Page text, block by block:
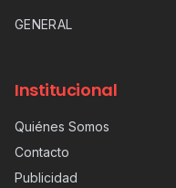
GENERAL
Institucional
Quiénes Somos
Contacto
Publicidad